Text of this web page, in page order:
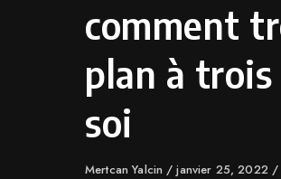
comment
plan à trois
soi
Author
Mertcan Yalcin
Published
janvier 25, 2022